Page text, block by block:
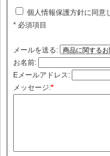
個人情報保護方針に同意
* 必須項目
メールを送る:
お名前:
Eメールアドレス:
メッセージ:*